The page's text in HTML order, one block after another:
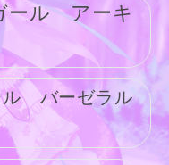
ール アーキ
ル バーゼラル